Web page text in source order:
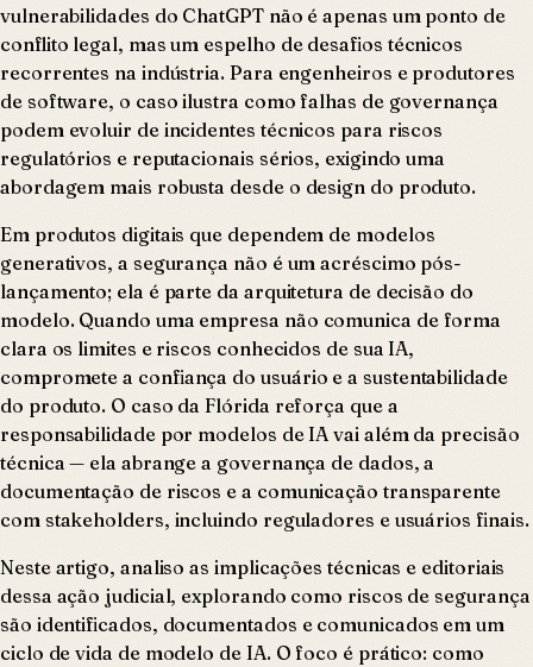
vulnerabilidades do ChatGPT não é apenas um ponto de
conflito legal, mas um espelho de desafios técnicos
recorrentes na indústria. Para engenheiros e produtores
de software, o caso ilustra como falhas de governança
podem evoluir de incidentes técnicos para riscos
regulatórios e reputacionais sérios, exigindo uma
abordagem mais robusta desde o design do produto.
Em produtos digitais que dependem de modelos
generativos, a segurança não é um acréscimo pós-
lançamento; ela é parte da arquitetura de decisão do
modelo. Quando uma empresa não comunica de forma
clara os limites e riscos conhecidos de sua IA,
compromete a confiança do usuário e a sustentabilidade
do produto. O caso da Flórida reforça que a
responsabilidade por modelos de IA vai além da precisão
técnica — ela abrange a governança de dados, a
documentação de riscos e a comunicação transparente
com stakeholders, incluindo reguladores e usuários finais.
Neste artigo, analiso as implicações técnicas e editoriais
dessa ação judicial, explorando como riscos de segurança
são identificados, documentados e comunicados em um
ciclo de vida de modelo de IA. O foco é prático: como